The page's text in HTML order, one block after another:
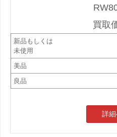
買取
新品もしくは
未使用
美品
良品
詳